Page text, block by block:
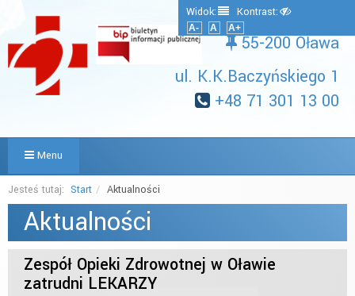
Widok: Kontrast:
A- A A+
55-200 Oława
ul. K.K.Baczyńskiego 1
+48 71 301 13 00
Menu
Jesteś tutaj: Start Aktualności
Aktualności
Zespół Opieki Zdrowotnej w Oławie
zatrudni LEKARZY